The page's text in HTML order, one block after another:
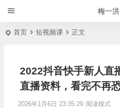
梅一洪
首页 短视频课 正文
2022抖音快手新人直
直播资料，看完不再
2026年1月6日 23:35:29 阅读模式